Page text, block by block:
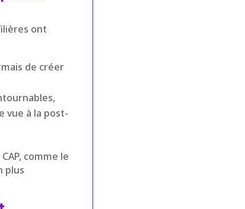
ont
de créer
vue à la post-
comme le
plus